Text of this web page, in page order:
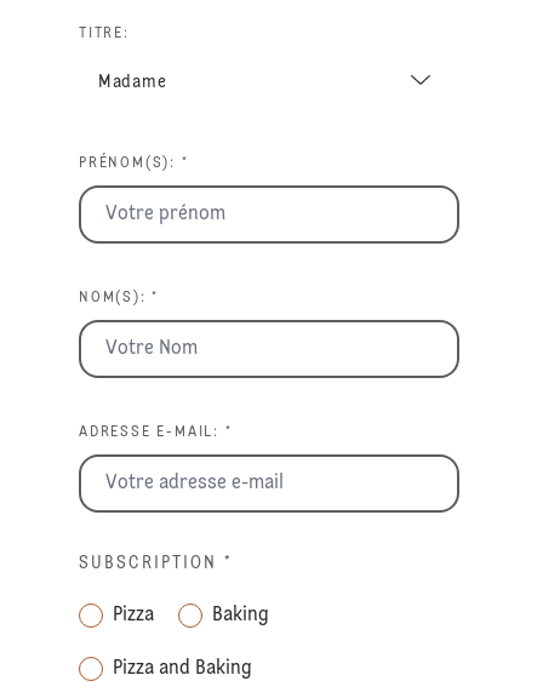
TITRE:
PRÉNOM(S): *
NOM(S): *
ADRESSE E-MAIL: *
SUBSCRIPTION *
Pizza Baking
Pizza and Baking